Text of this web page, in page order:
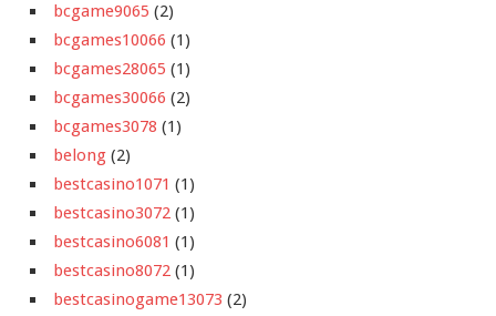
bcgame9065 (2)
bcgames10066 (1)
bcgames28065 (1)
bcgames30066 (2)
bcgames3078 (1)
belong (2)
bestcasino1071 (1)
bestcasino3072 (1)
bestcasino6081 (1)
bestcasino8072 (1)
bestcasinogame13073 (2)